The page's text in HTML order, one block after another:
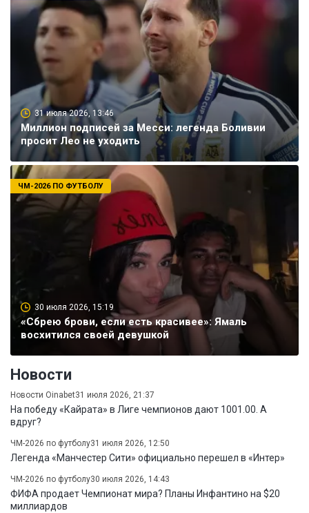
31 июля 2026, 13:46
Миллион подписей за Месси: легенда Боливии
просит Лео не уходить
30 июля 2026, 15:19
«Сбрею брови, если есть красивее»: Ямаль
восхитился своей девушкой
ЧМ-2026 ПО ФУТБОЛУ
Новости
Новости Oinabet31 июля 2026, 21:37
На победу «Кайрата» в Лиге чемпионов дают 1001.00. А
вдруг?
ЧМ-2026 по футболу31 июля 2026, 12:50
Легенда «Манчестер Сити» официально перешел в «Интер»
ЧМ-2026 по футболу30 июля 2026, 14:43
ФИФА продает Чемпионат мира? Планы Инфантино на $20
миллиардов